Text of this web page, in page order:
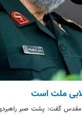
ملت است
مقدس گفت: پشت صبر